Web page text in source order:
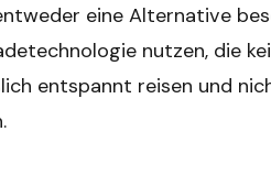
eine Alternative
nutzen, die
entspannt reisen und